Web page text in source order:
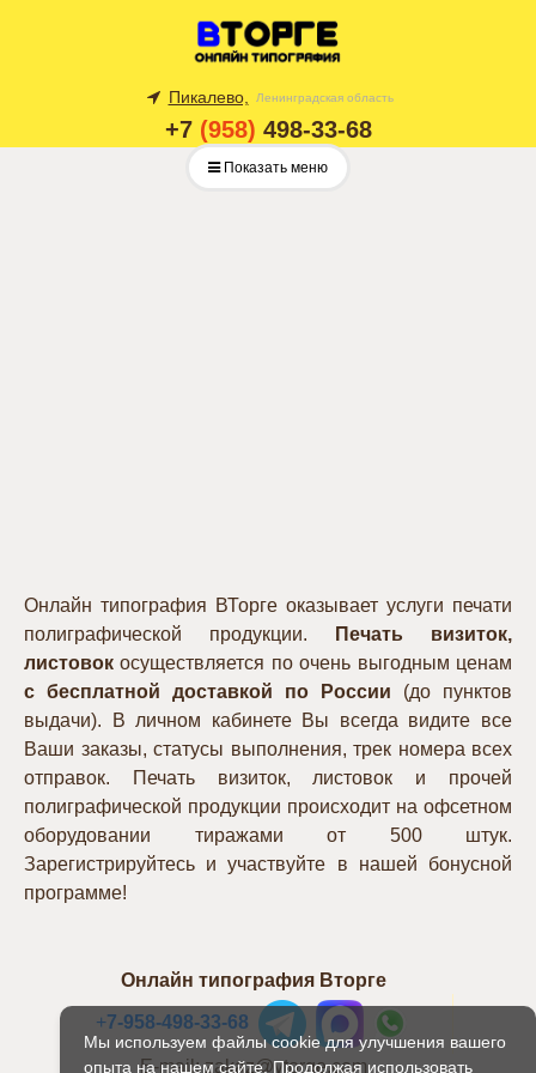
Пикалево, Ленинградская область
+7 (958) 498-33-68
Показать меню
Мы используем файлы cookie для улучшения вашего
опыта на нашем сайте. Продолжая использовать
Онлайн типография ВТорге оказывает услуги печати
полиграфической продукции.
Печать визиток,
листовок осуществляется по очень выгодным ценам
с бесплатной доставкой по России (до пунктов
выдачи). В личном кабинете Вы всегда видите все
Ваши заказы, статусы выполнения, трек номера всех
отправок. Печать визиток, листовок и прочей
полиграфической продукции происходит на офсетном
оборудовании тиражами от 500 штук.
Зарегистрируйтесь и участвуйте в нашей бонусной
программе!
Онлайн типография Вторге
+7-958-498-33-68
E-mail: zakaz@vtorge.com